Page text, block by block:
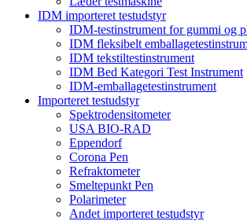
IDM importeret testudstyr
IDM-testinstrument for gummi og
IDM fleksibelt
IDM tekstiltestinstrument
IDM Bed Kategori Test Instrument
IDM-emballagetestinstrument
Importeret testudstyr
Spektrodensitometer
USA BIO-RAD
Eppendorf
Corona Pen
Refraktometer
Smeltepunkt Pen
Polarimeter
Andet importeret testudstyr